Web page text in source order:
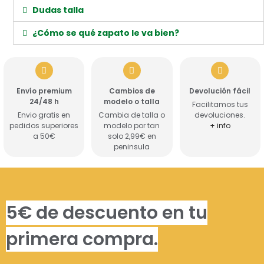
Dudas talla
¿Cómo se qué zapato le va bien?
Envío premium
24/48 h
Envio gratis en
pedidos superiores
a 50€
Cambios de
modelo o talla
Cambia de talla o
modelo por tan
solo 2,99€ en
peninsula
Devolución fácil
Facilitamos tus
devoluciones.
+ info
5€ de descuento en tu
primera compra.